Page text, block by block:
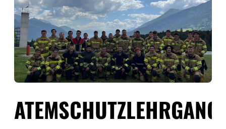
ATEMSCHUTZLEHRGANG